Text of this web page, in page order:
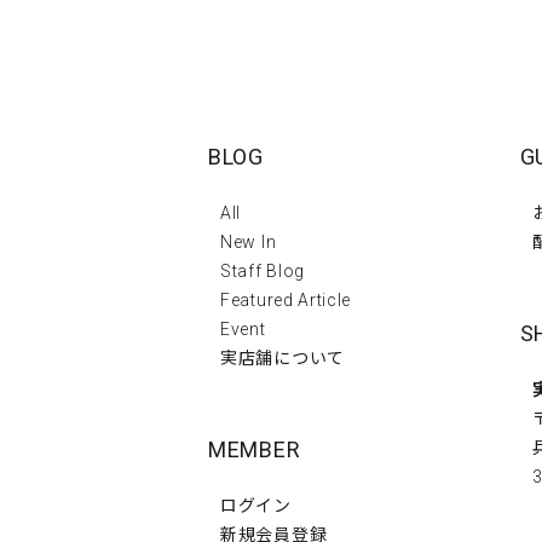
BLOG
All
New In
Staff Blog
Featured Article
Event
実店舗について
MEMBER
ログイン
新規会員登録